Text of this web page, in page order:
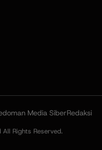
Media SiberRedaksi
Rights Reserved.